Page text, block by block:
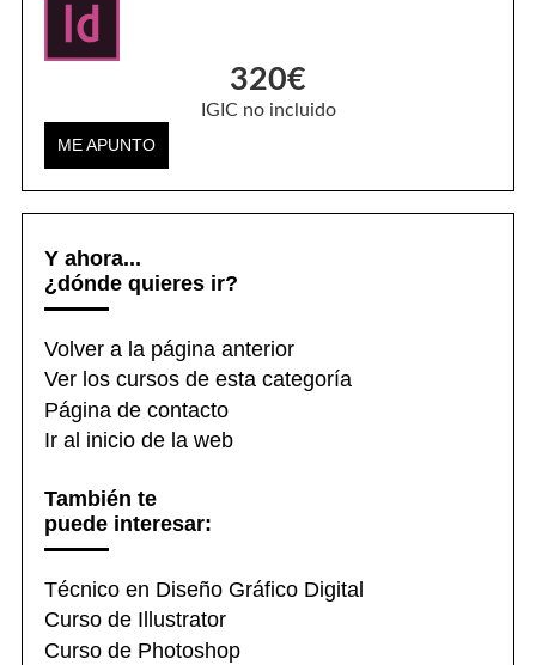
320€
IGIC no incluido
ME APUNTO
Y ahora...
¿dónde quieres ir?
Volver a la página anterior
Ver los cursos de esta categoría
Página de contacto
Ir al inicio de la web
También te
puede interesar:
Técnico en Diseño Gráfico Digital
Curso de Illustrator
Curso de Photoshop